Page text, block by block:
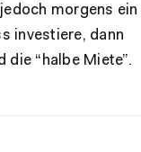
morgens ein
investiere, dann
“halbe Miete”.